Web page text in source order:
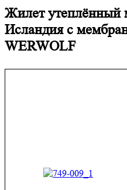
Жилет
Исландия с
WERWOLF